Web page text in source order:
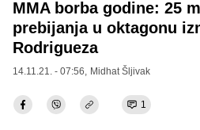
MMA borba godine: 25
prebijanja u oktagonu
Rodrigueza
14.11.21. - 07:56, Midhat Šljivak
1